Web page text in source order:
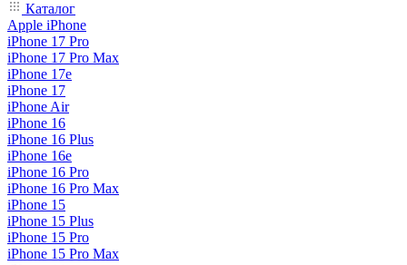
Каталог
Apple iPhone
iPhone 17 Pro
iPhone 17 Pro Max
iPhone 17e
iPhone 17
iPhone Air
iPhone 16
iPhone 16 Plus
iPhone 16e
iPhone 16 Pro
iPhone 16 Pro Max
iPhone 15
iPhone 15 Plus
iPhone 15 Pro
iPhone 15 Pro Max